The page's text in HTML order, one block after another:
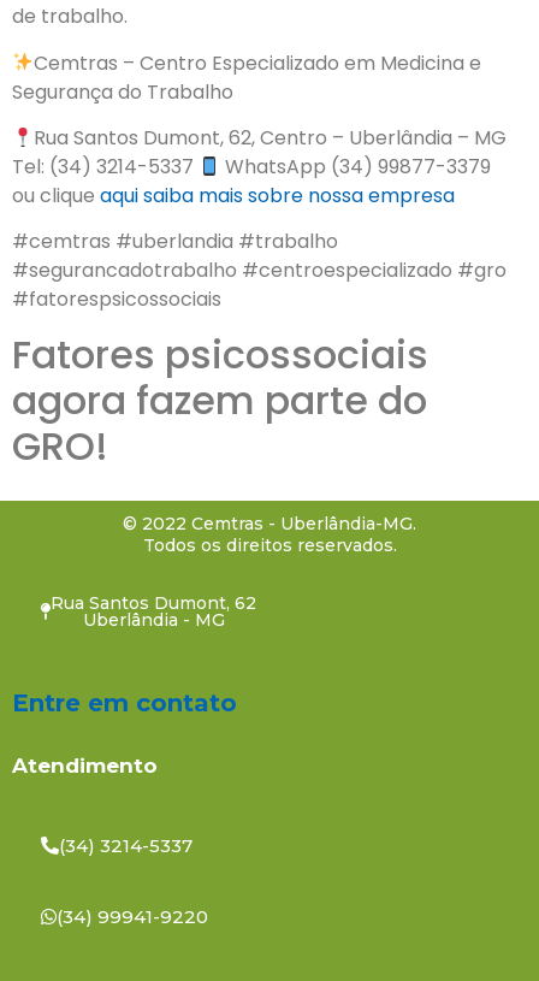
de trabalho.
Cemtras – Centro Especializado em Medicina e
Segurança do Trabalho
Rua Santos Dumont, 62, Centro – Uberlândia – MG
Tel: (34) 3214-5337
WhatsApp (34) 99877-3379
ou clique aquisaiba mais sobre nossa empresa
#cemtras #uberlandia #trabalho
#segurancadotrabalho #centroespecializado #gro
#fatorespsicossociais
Fatores psicossociais
agora fazem parte do
GRO!
© 2022 Cemtras - Uberlândia-MG.
Todos os direitos reservados.
Rua Santos Dumont, 62
Uberlândia - MG
Entre em contato
Atendimento
(34) 3214-5337
(34) 99941-9220